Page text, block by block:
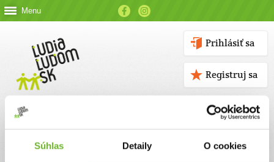
Súhlas Detaily O cookies
Menu
Prihlásiť sa
Registruj sa